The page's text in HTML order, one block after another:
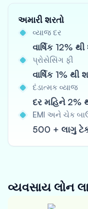
અમારી શરતો
વ્યાજ દર
વાર્ષિક 12%
પ્રોસેસિંગ ફી
વાર્ષિક 1%
દંડાત્મક વ્યાજ
દર મહિને 2%
EMI અને ચેક
500 + લાગુ
વ્યવસાય લોન